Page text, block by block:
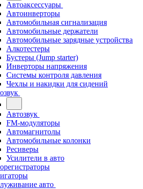
Автоаксессуары
Автоинверторы
Автомобильная сигнализация
Автомобильные держатели
Автомобильные зарядные устройства
Алкотестеры
Бустеры (Jump starter)
Инверторы напряжения
Системы контроля давления
Чехлы и накидки для сидений
Автозвук
FM-модуляторы
Автомагнитолы
Автомобильные колонки
Ресиверы
Усилители в авто
авто